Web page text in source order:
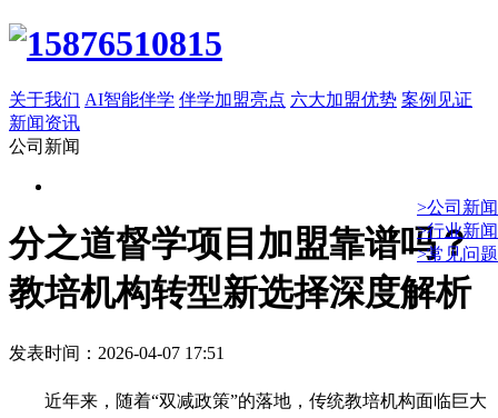
关于我们 AI智能伴学 伴学加盟亮点 六大加盟优势 案例见证
新闻资讯
公司新闻
>公司新闻
>行业新闻
>常见问题
分之道督学项目加盟靠谱吗？
教培机构转型新选择深度解析
发表时间：2026-04-07 17:51
近年来，随着“双减政策”的落地，传统教培机构面临巨大